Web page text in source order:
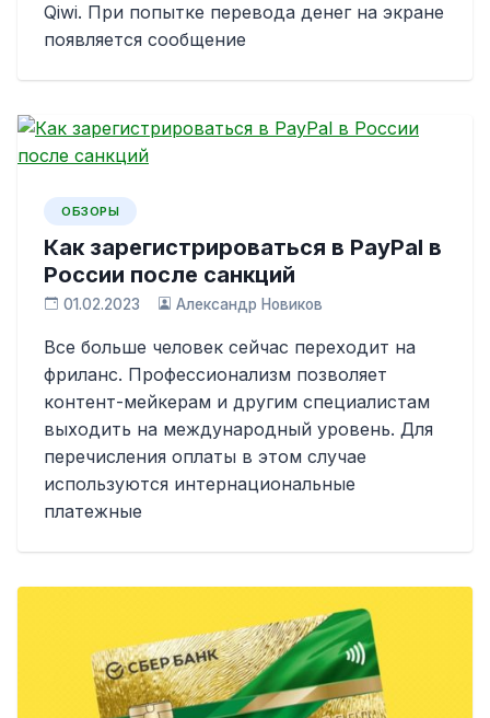
Qiwi. При попытке перевода денег на экране
появляется сообщение
ОБЗОРЫ
Как зарегистрироваться в PayPal в
России после санкций
01.02.2023 Александр Новиков
Все больше человек сейчас переходит на
фриланс. Профессионализм позволяет
контент-мейкерам и другим специалистам
выходить на международный уровень. Для
перечисления оплаты в этом случае
используются интернациональные
платежные